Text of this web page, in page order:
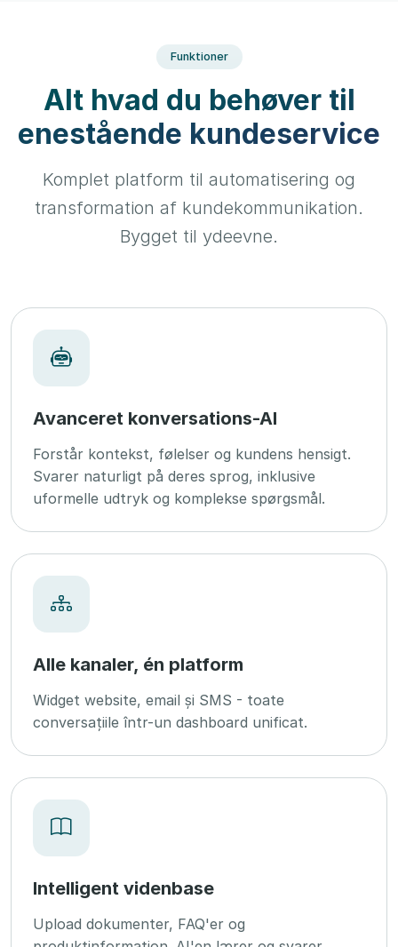
Funktioner
Alt hvad du behøver til
enestående kundeservice
Komplet platform til automatisering og
transformation af kundekommunikation.
Bygget til ydeevne.
Avanceret konversations-AI
Forstår kontekst, følelser og kundens hensigt.
Svarer naturligt på deres sprog, inklusive
uformelle udtryk og komplekse spørgsmål.
Alle kanaler, én platform
Widget website, email și SMS - toate
conversațiile într-un dashboard unificat.
Intelligent videnbase
Upload dokumenter, FAQ'er og